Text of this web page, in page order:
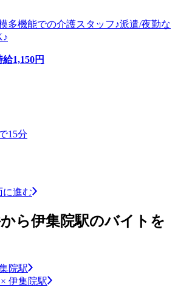
多機能での介護スタッフ♪派遣/夜勤な
給1,150円
15分
に進む
ら伊集院駅のバイトを
院駅
伊集院駅